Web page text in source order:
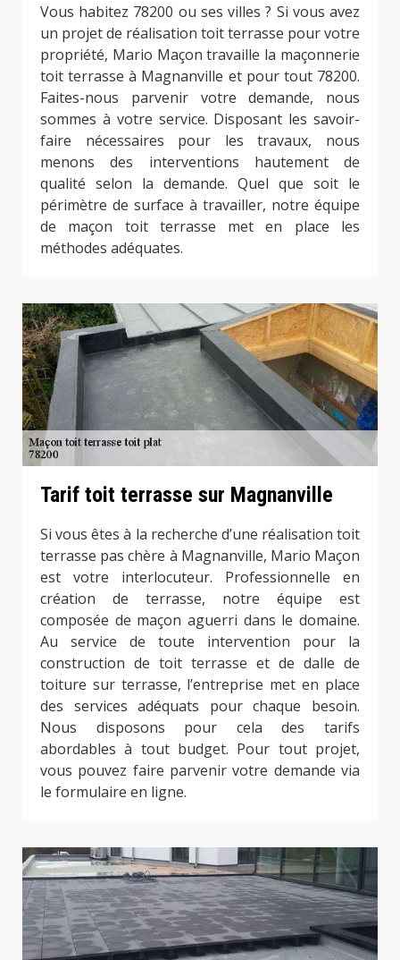
Vous habitez 78200 ou ses villes ? Si vous avez
un projet de réalisation toit terrasse pour votre
propriété, Mario Maçon travaille la maçonnerie
toit terrasse à Magnanville et pour tout 78200.
Faites-nous parvenir votre demande, nous
sommes à votre service. Disposant les savoir-
faire nécessaires pour les travaux, nous
menons des interventions hautement de
qualité selon la demande. Quel que soit le
périmètre de surface à travailler, notre équipe
de maçon toit terrasse met en place les
méthodes adéquates.
Tarif toit terrasse sur Magnanville
Si vous êtes à la recherche d’une réalisation toit
terrasse pas chère à Magnanville, Mario Maçon
est votre interlocuteur. Professionnelle en
création de terrasse, notre équipe est
composée de maçon aguerri dans le domaine.
Au service de toute intervention pour la
construction de toit terrasse et de dalle de
toiture sur terrasse, l’entreprise met en place
des services adéquats pour chaque besoin.
Nous disposons pour cela des tarifs
abordables à tout budget. Pour tout projet,
vous pouvez faire parvenir votre demande via
le formulaire en ligne.